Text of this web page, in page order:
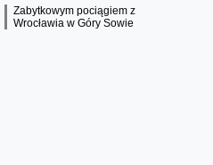
Zabytkowym pociągiem z
Wrocławia w Góry Sowie